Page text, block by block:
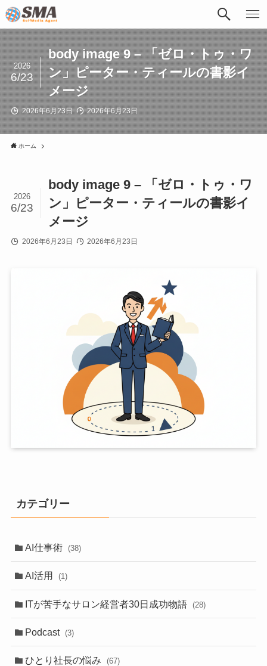
body image 9 – 「ゼロ・トゥ・ワ
ン」ピーター・ティールの書影イ
メージ
2026
6/23
2026年6月23日 2026年6月23日
ホーム
body image 9 – 「ゼロ・トゥ・ワ
ン」ピーター・ティールの書影イ
メージ
2026
6/23
2026年6月23日 2026年6月23日
カテゴリー
AI仕事術 (38)
AI活用 (1)
ITが苦手なサロン経営者30日成功物語 (28)
Podcast (3)
ひとり社長の悩み (67)